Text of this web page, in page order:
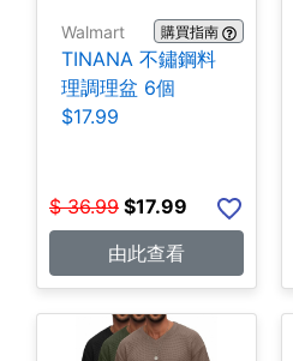
Walmart 購買指南
TINANA 不鏽鋼料
理調理盆 6個
$17.99
$ 36.99 $17.99
由此查看